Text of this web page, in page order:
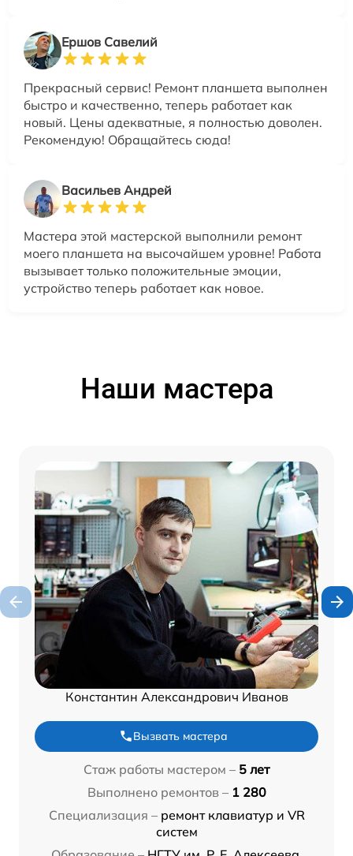
Ершов Савелий
Прекрасный сервис! Ремонт планшета выполнен
быстро и качественно, теперь работает как
новый. Цены адекватные, я полностью доволен.
Рекомендую! Обращайтесь сюда!
Васильев Андрей
Мастера этой мастерской выполнили ремонт
моего планшета на высочайшем уровне! Работа
вызывает только положительные эмоции,
устройство теперь работает как новое.
Наши мастера
Константин Александрович Иванов
Вызвать мастера
Стаж работы мастером – 5 лет
Выполнено ремонтов – 1 280
Специализация – ремонт клавиатур и VR
систем